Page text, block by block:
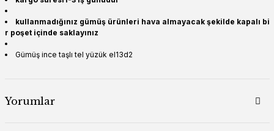
kullanmadığınız gümüş ürünleri hava almayacak şekilde kapalı bi
r poşet içinde saklayınız
Gümüş ince taşlı tel yüzük el13d2
Yorumlar